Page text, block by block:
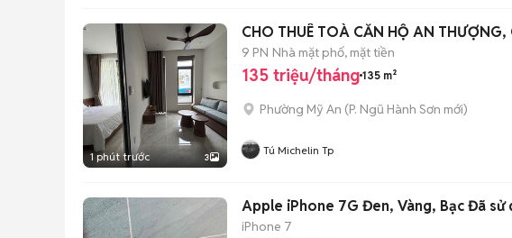
1 phút trước 3
CHO THUÊ TOÀ CĂN HỘ AN
9 PN Nhà mặt phố, mặt tiền
135 triệu/tháng 135 m²
Phường Mỹ An (P. Ngũ Hành Sơn mới)
Tú Michelin Tp
Apple iPhone 7G Đen, Vàng, Bạc Đã sử
iPhone 7